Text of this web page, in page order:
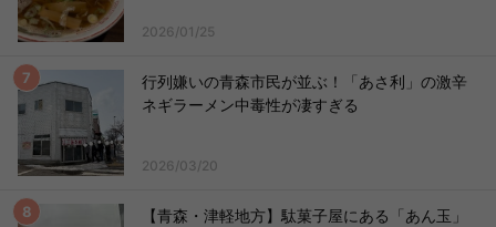
2026/01/25
行列嫌いの青森市民が並ぶ！「あさ利」の激辛
ネギラーメン中毒性が凄すぎる
2026/03/20
【青森・津軽地方】駄菓子屋にある「あん玉」